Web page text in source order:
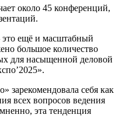
около 45 конференций,
ещё и масштабный
большое количество
для насыщенной деловой
зарекомендовала себя как
всех вопросов ведения
эта тенденция